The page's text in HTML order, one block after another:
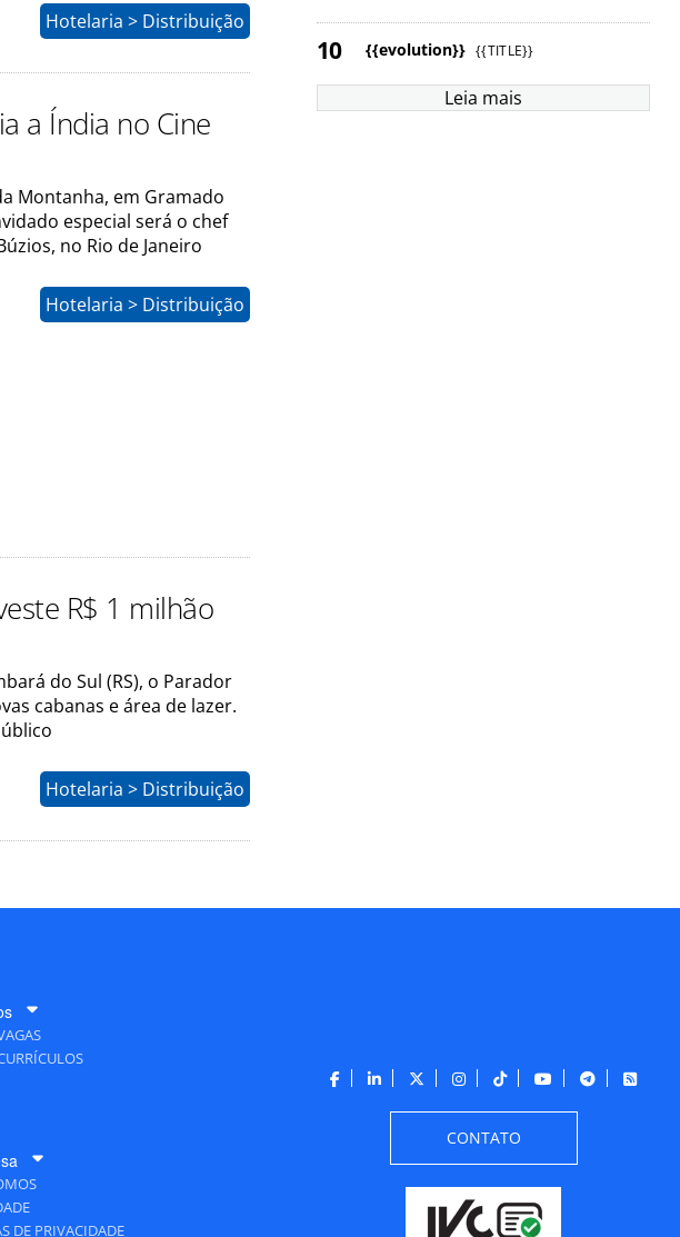
Hotelaria > Distribuição
a Índia no Cine
Montanha, em Gramado
especial será o chef
no Rio de Janeiro
Hotelaria > Distribuição
R$ 1 milhão
do Sul (RS), o Parador
cabanas e área de lazer.
Hotelaria > Distribuição
{{evolution}} {{TITLE}}
Leia mais
DE PRIVACIDADE
CONTATO